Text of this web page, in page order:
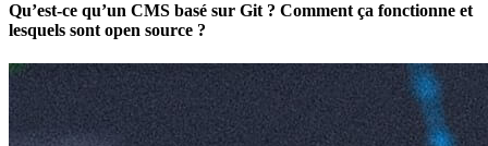
Qu’est-ce qu’un CMS basé sur Git ? Comment ça fonctionne et
lesquels sont open source ?